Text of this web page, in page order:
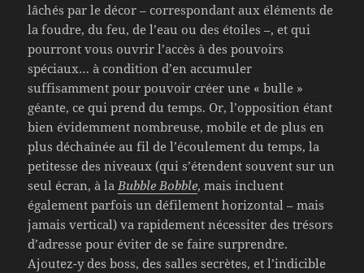
lâchés par le décor – correspondant aux éléments de
la foudre, du feu, de l’eau ou des étoiles –, et qui
pourront vous ouvrir l’accès à des pouvoirs
spéciaux… à condition d’en accumuler
suffisamment pour pouvoir créer une « bulle »
géante, ce qui prend du temps. Or, l’opposition étant
bien évidemment nombreuse, mobile et de plus en
plus déchaînée au fil de l’écoulement du temps, la
petitesse des niveaux (qui s’étendent souvent sur un
seul écran, à la Bubble Bobble, mais incluent
également parfois un défilement horizontal – mais
jamais vertical) va rapidement nécessiter des trésors
d’adresse pour éviter de se faire surprendre.
Ajoutez-y des boss, des salles secrètes, et l’indicible